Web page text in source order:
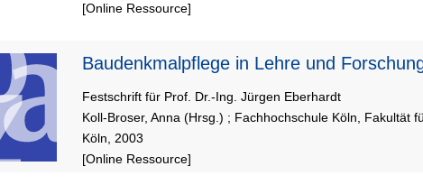
[Online Ressource]
Baudenkmalpflege in Lehre und
Festschrift für Prof. Dr.-Ing. Jürgen Eberhardt
Koll-Broser, Anna (Hrsg.) ; Fachhochschule Köln, Fakultät
Köln, 2003
[Online Ressource]